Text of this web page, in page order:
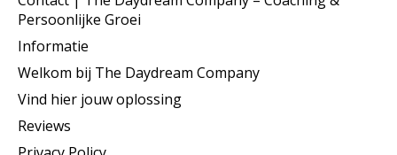
Persoonlijke Groei
Informatie
Welkom bij The Daydream Company
Vind hier jouw oplossing
Reviews